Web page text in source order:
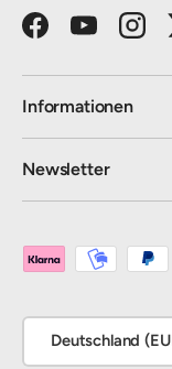
FacebookYouTube
Informationen
Newsletter
Zahlungsmethoden
Deutschland